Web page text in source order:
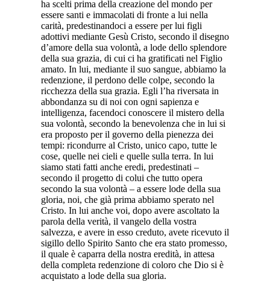
ha scelti prima della creazione del mondo per
essere santi e immacolati di fronte a lui nella
carità, predestinandoci a essere per lui figli
adottivi mediante Gesù Cristo, secondo il disegno
d’amore della sua volontà, a lode dello splendore
della sua grazia, di cui ci ha gratificati nel Figlio
amato. In lui, mediante il suo sangue, abbiamo la
redenzione, il perdono delle colpe, secondo la
ricchezza della sua grazia. Egli l’ha riversata in
abbondanza su di noi con ogni sapienza e
intelligenza, facendoci conoscere il mistero della
sua volontà, secondo la benevolenza che in lui si
era proposto per il governo della pienezza dei
tempi: ricondurre al Cristo, unico capo, tutte le
cose, quelle nei cieli e quelle sulla terra. In lui
siamo stati fatti anche eredi, predestinati –
secondo il progetto di colui che tutto opera
secondo la sua volontà – a essere lode della sua
gloria, noi, che già prima abbiamo sperato nel
Cristo. In lui anche voi, dopo avere ascoltato la
parola della verità, il vangelo della vostra
salvezza, e avere in esso creduto, avete ricevuto il
sigillo dello Spirito Santo che era stato promesso,
il quale è caparra della nostra eredità, in attesa
della completa redenzione di coloro che Dio si è
acquistato a lode della sua gloria.